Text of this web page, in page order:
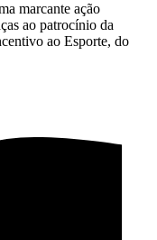
marcante ação
ao patrocínio da
ao Esporte, do